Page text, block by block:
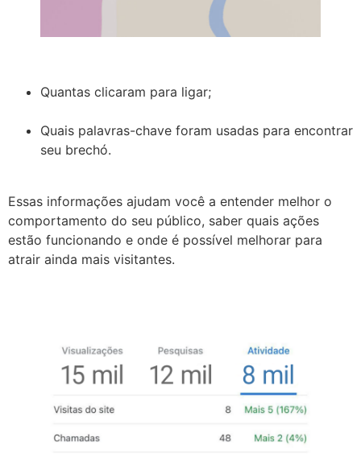
Quantas clicaram para ligar;
Quais palavras-chave foram usadas para encontrar
seu brechó.
Essas informações ajudam você a entender melhor o
comportamento do seu público, saber quais ações
estão funcionando e onde é possível melhorar para
atrair ainda mais visitantes.